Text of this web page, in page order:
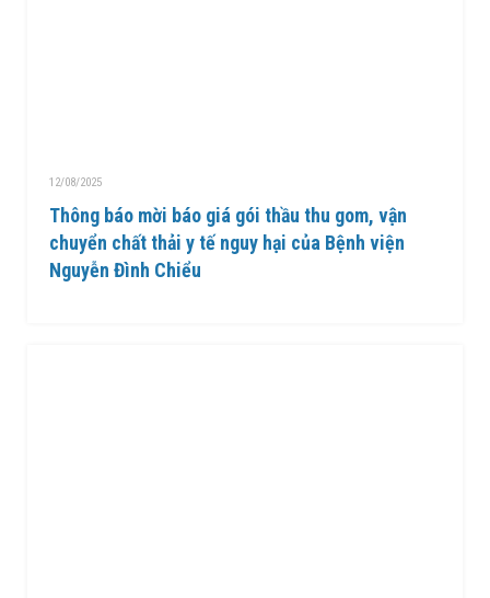
12/08/2025
Thông báo mời báo giá gói thầu thu gom, vận
chuyển chất thải y tế nguy hại của Bệnh viện
Nguyễn Đình Chiểu